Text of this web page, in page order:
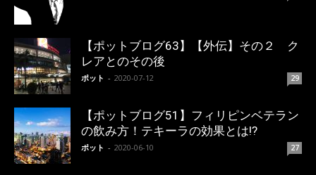
【ポットブログ63】【外伝】その２ ク
レアとのその後
ポット - 2020-07-12 29
【ポットブログ51】フィリピンベテラン
の飲み方！テキーラの効果とは!?
ポット - 2020-06-10 27